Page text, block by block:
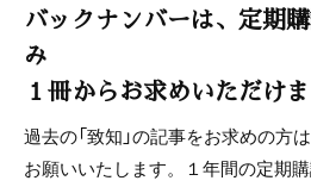
バックナンバーは、定期
み
１冊からお求めいただけ
過去の「致知」の記事をお求めの方
お願いいたします。１年間の定期